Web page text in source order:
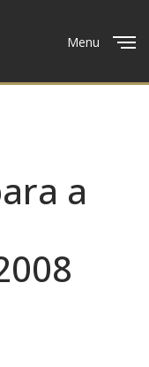
Menu
a